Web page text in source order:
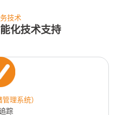
技术
化技术支持
理系统）
踪